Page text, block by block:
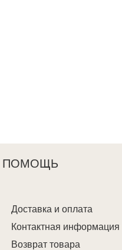
ПОМОЩЬ
Доставка и оплата
Контактная информация
Возврат товара